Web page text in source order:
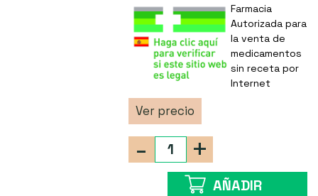
Farmacia
Autorizada para
la venta de
medicamentos
sin receta por
Internet
Ver precio
+
-
AÑADIR